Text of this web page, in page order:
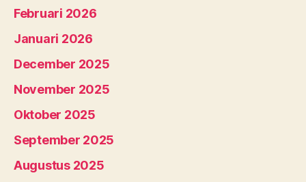
Februari 2026
Januari 2026
December 2025
November 2025
Oktober 2025
September 2025
Augustus 2025